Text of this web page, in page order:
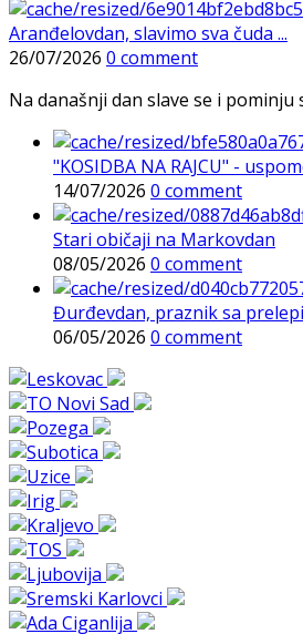
Aranđelovdan, slavimo sva čuda ...
26/07/2026 0 comment
Na današnji dan slave se i
"KOSIDBA NA RAJCU" -
14/07/2026 0 comment
Stari običaji na Markovdan
08/05/2026 0 comment
Đurđevdan, praznik sa
06/05/2026 0 comment